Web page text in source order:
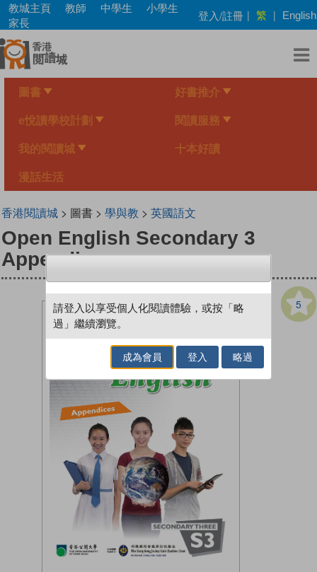
Skip
main
content
教城主頁 教師 中學生
小學生
家長
登入/註冊 | 繁 | English
圖書 好書推介
e悅讀學校計劃 閱讀服務
我的閱讀城 十本好讀
漫話生活
香港閱讀城> 圖書 > 學與教 > 英國語文
Open English Secondary 3
Appendices
5
請登入以享受個人化閱讀體驗，或按「略
過」繼續瀏覽。
成為會員 登入 略過